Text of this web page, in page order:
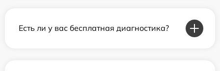
Есть ли у вас бесплатная диагностика?